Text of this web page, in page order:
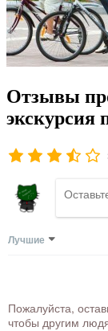
Отзывы
экскурсия
Лучшие
Пожалуйста,
чтобы другим